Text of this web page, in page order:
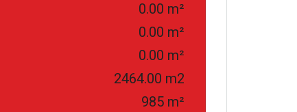
0.00 m²
0.00 m²
0.00 m²
2464.00 m2
985 m²